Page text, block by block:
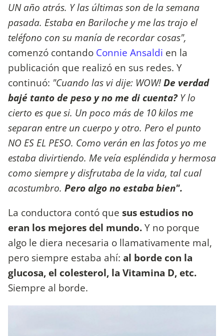
UN año atrás. Y las últimas son de la semana
pasada. Estaba en Bariloche y me las trajo el
teléfono con su manía de recordar cosas",
comenzó contando Connie Ansaldi en la
publicación que realizó en sus redes. Y
continuó: "Cuando las vi dije: WOW!De verdad
bajé tanto de peso y no me di cuenta?Y lo
cierto es que si. Un poco más de 10 kilos me
separan entre un cuerpo y otro. Pero el punto
NO ES EL PESO. Como verán en las fotos yo me
estaba divirtiendo. Me veía espléndida y hermosa
como siempre y disfrutaba de la vida, tal cual
acostumbro. Pero algo no estaba bien".
La conductora contó que sus estudios no
eran los mejores del mundo.Y no porque
algo le diera necesaria o llamativamente mal,
pero siempre estaba ahí: al borde con la
glucosa, el colesterol, la Vitamina D, etc.
Siempre al borde.